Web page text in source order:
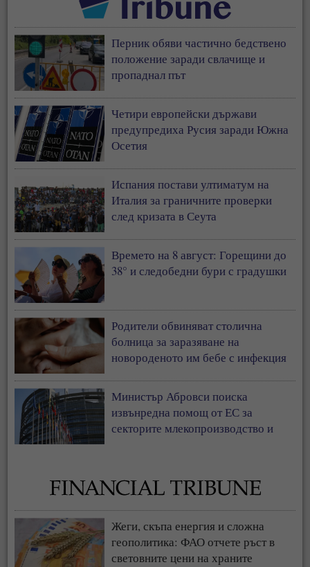
Перник обяви частично бедствено
положение заради свлачище и
пропаднал път
Четири европейски държави
предупредиха Русия заради Южна
Осетия
Испания постави ултиматум на
Италия за граничните проверки
след кризата в Сеута
Времето на 8 август: Горещини до
38° и следобедни бури с градушки
Родители обвиняват столична
болница за заразяване на
новороденото им бебе с инфекция
Министър Абровси поиска
извънредна помощ от ЕС за
секторите млекопроизводство и
Жеги, скъпа енергия и сложна
геополитика: ФАО отчете ръст в
световните цени на храните